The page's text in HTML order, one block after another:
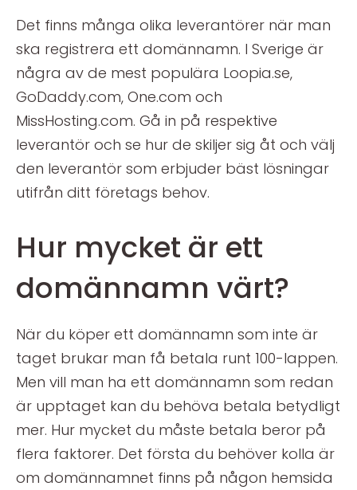
Det finns många olika leverantörer när man
ska registrera ett domännamn. I Sverige är
några av de mest populära Loopia.se,
GoDaddy.com, One.com och
MissHosting.com. Gå in på respektive
leverantör och se hur de skiljer sig åt och välj
den leverantör som erbjuder bäst lösningar
utifrån ditt företags behov.
Hur mycket är ett
domännamn värt?
När du köper ett domännamn som inte är
taget brukar man få betala runt 100-lappen.
Men vill man ha ett domännamn som redan
är upptaget kan du behöva betala betydligt
mer. Hur mycket du måste betala beror på
flera faktorer. Det första du behöver kolla är
om domännamnet finns på någon hemsida